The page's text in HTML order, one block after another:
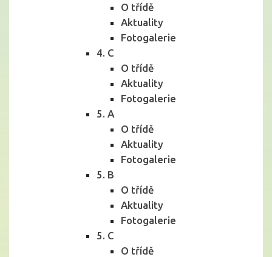
O třídě
Aktuality
Fotogalerie
4. C
O třídě
Aktuality
Fotogalerie
5. A
O třídě
Aktuality
Fotogalerie
5. B
O třídě
Aktuality
Fotogalerie
5. C
O třídě